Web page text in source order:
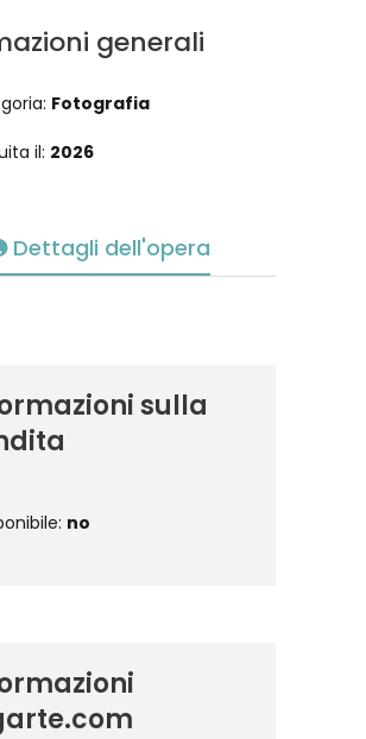
generali
Fotografia
il: 2026
Dettagli dell'opera
sulla
no